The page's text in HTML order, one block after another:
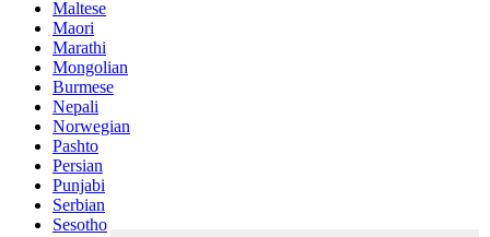
Maltese
Maori
Marathi
Mongolian
Burmese
Nepali
Norwegian
Pashto
Persian
Punjabi
Serbian
Sesotho